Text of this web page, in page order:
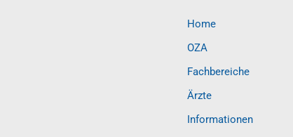
Home
OZA
Fachbereiche
Ärzte
Informationen